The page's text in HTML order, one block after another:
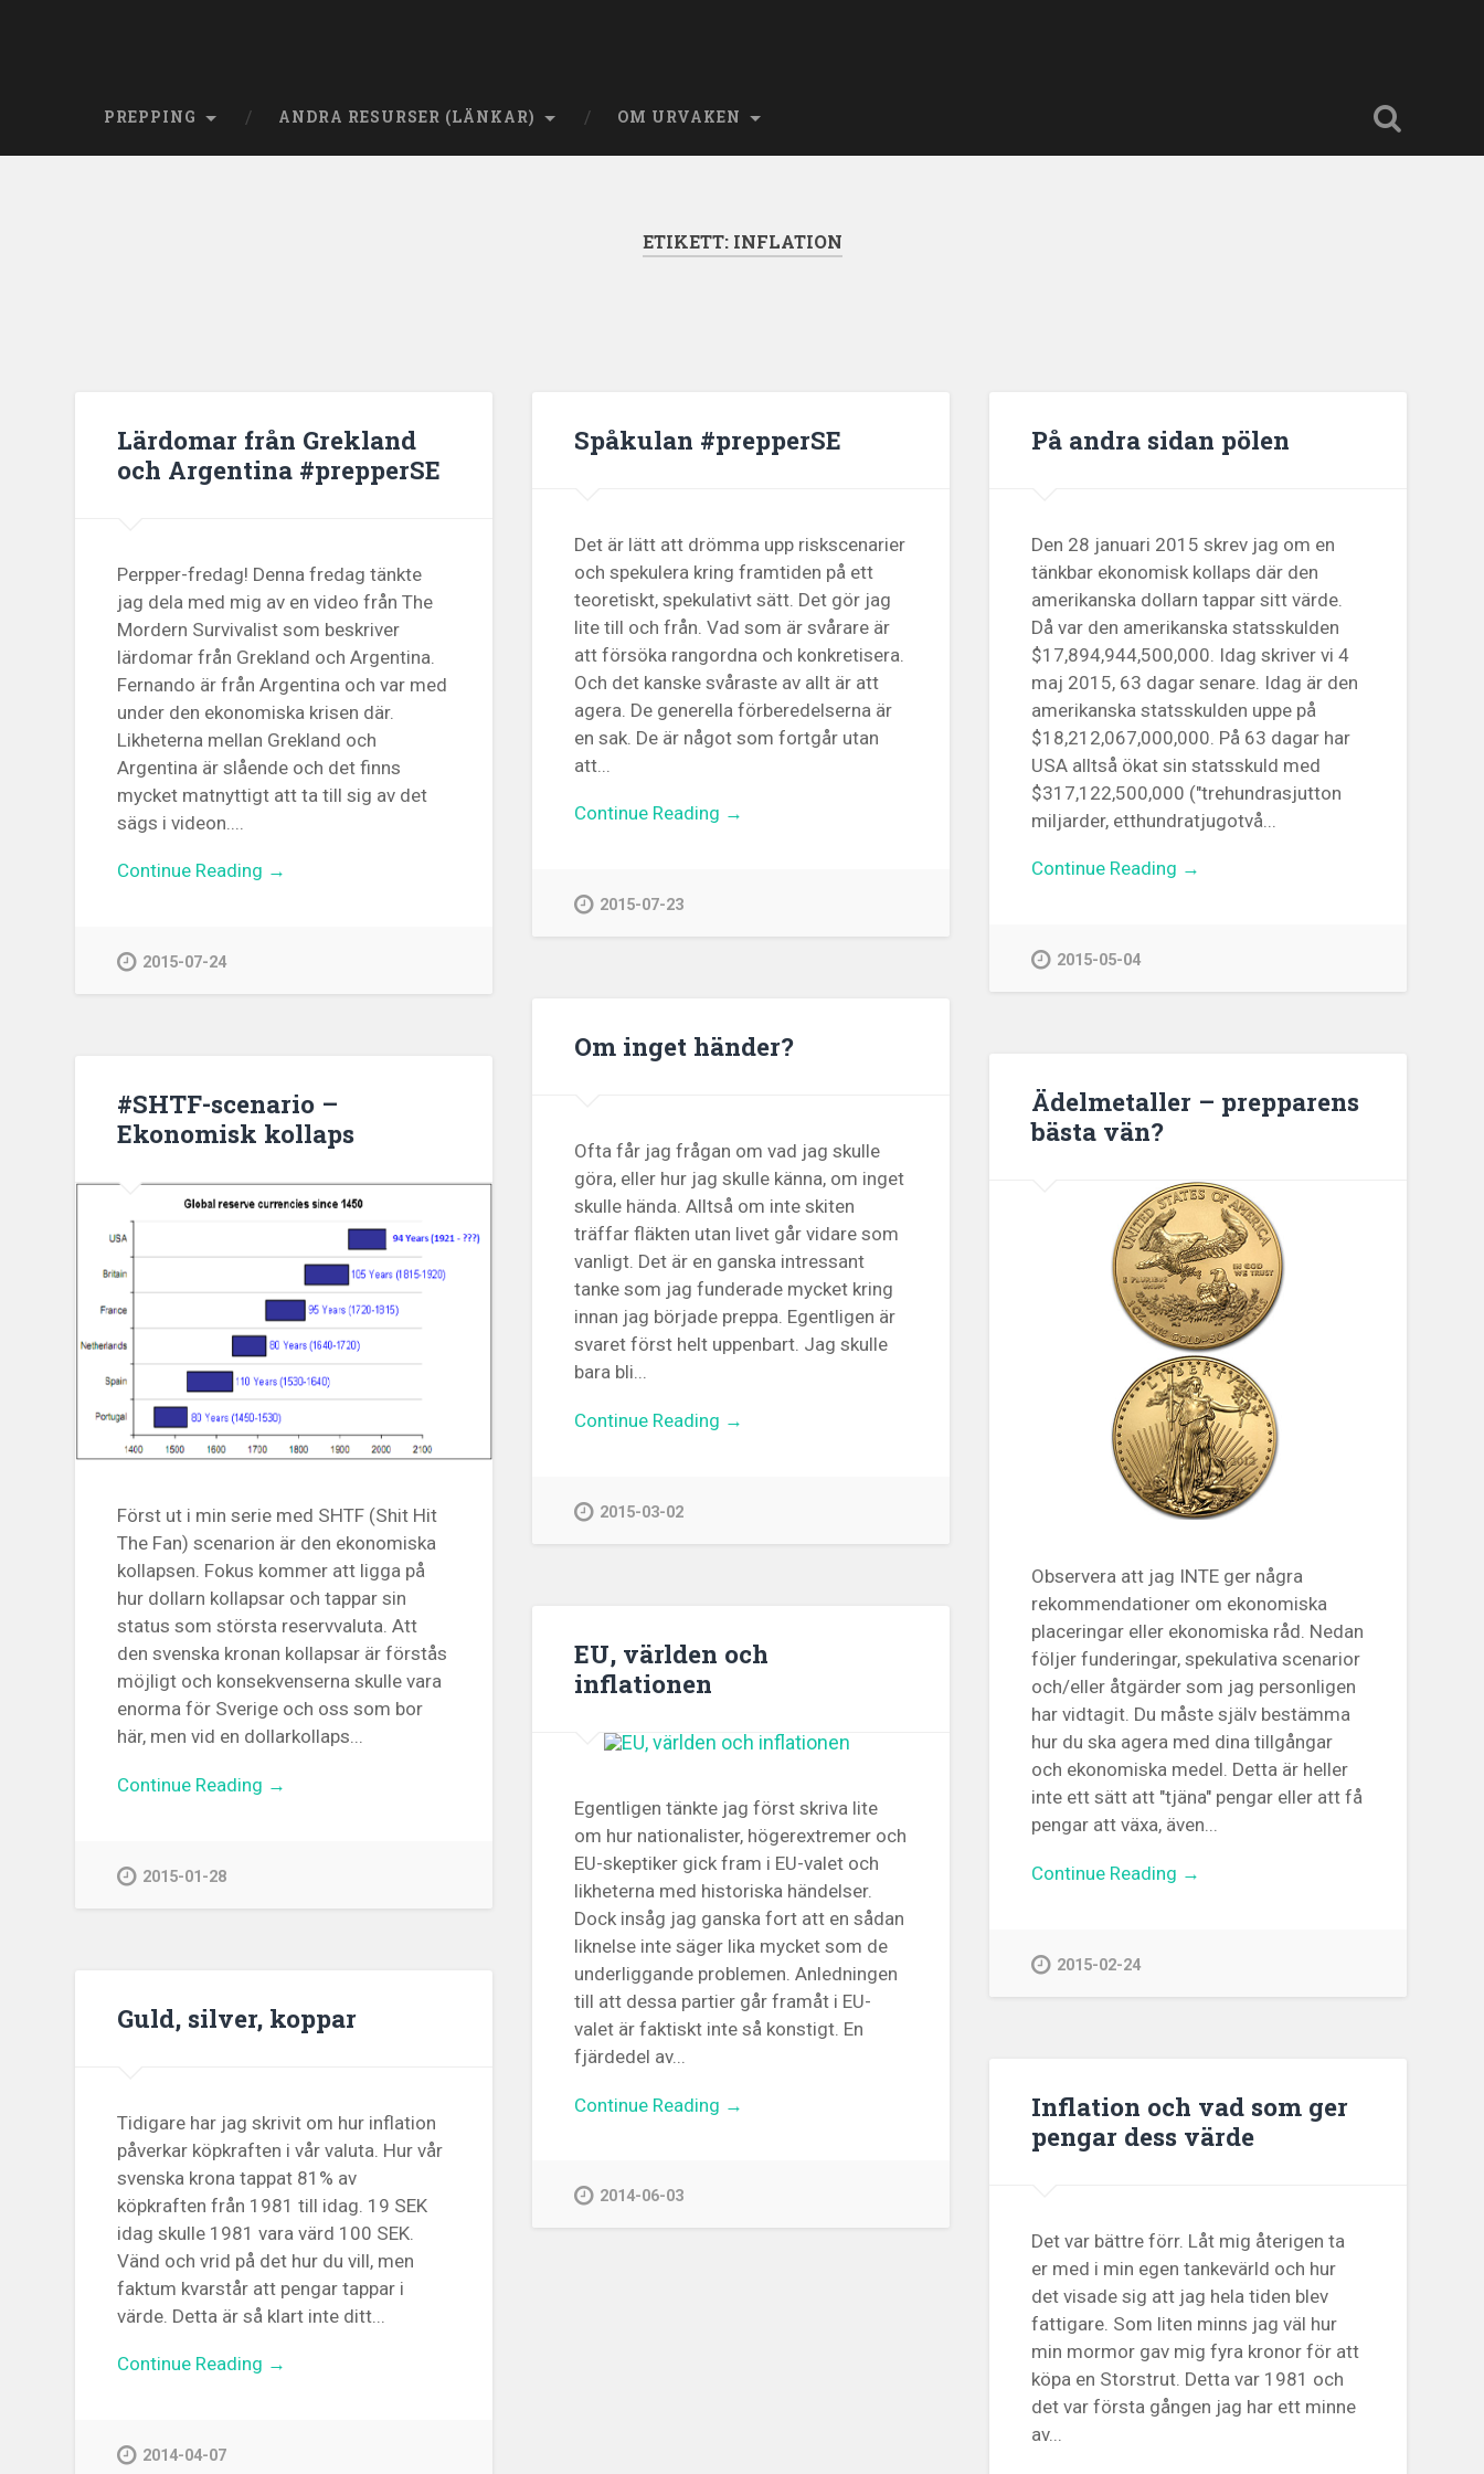
PREPPING ANDRA RESURSER (LÄNKAR) OM URVAKEN
ETIKETT: INFLATION
Lärdomar från Grekland
och Argentina #prepperSE
Perpper-fredag! Denna fredag tänkte
jag dela med mig av en video från The
Mordern Survivalist som beskriver
lärdomar från Grekland och Argentina.
Fernando är från Argentina och var med
under den ekonomiska krisen där.
Likheterna mellan Grekland och
Argentina är slående och det finns
mycket matnyttigt att ta till sig av det
sägs i videon....
Continue Reading →
2015-07-24
Spåkulan #prepperSE
Det är lätt att drömma upp riskscenarier
och spekulera kring framtiden på ett
teoretiskt, spekulativt sätt. Det gör jag
lite till och från. Vad som är svårare är
att försöka rangordna och konkretisera.
Och det kanske svåraste av allt är att
agera. De generella förberedelserna är
en sak. De är något som fortgår utan
att...
Continue Reading →
2015-07-23
På andra sidan pölen
Den 28 januari 2015 skrev jag om en
tänkbar ekonomisk kollaps där den
amerikanska dollarn tappar sitt värde.
Då var den amerikanska statsskulden
$17,894,944,500,000. Idag skriver vi 4
maj 2015, 63 dagar senare. Idag är den
amerikanska statsskulden uppe på
$18,212,067,000,000. På 63 dagar har
USA alltså ökat sin statsskuld med
$317,122,500,000 ("trehundrasjutton
miljarder, etthundratjugotvå...
Continue Reading →
2015-05-04
Om inget händer?
Ofta får jag frågan om vad jag skulle
göra, eller hur jag skulle känna, om inget
skulle hända. Alltså om inte skiten
träffar fläkten utan livet går vidare som
vanligt. Det är en ganska intressant
tanke som jag funderade mycket kring
innan jag började preppa. Egentligen är
svaret först helt uppenbart. Jag skulle
bara bli...
Continue Reading →
2015-03-02
Ädelmetaller – prepparens
bästa vän?
Observera att jag INTE ger några
rekommendationer om ekonomiska
placeringar eller ekonomiska råd. Nedan
följer funderingar, spekulativa scenarior
och/eller åtgärder som jag personligen
har vidtagit. Du måste själv bestämma
hur du ska agera med dina tillgångar
och ekonomiska medel. Detta är heller
inte ett sätt att "tjäna" pengar eller att få
pengar att växa, även...
Continue Reading →
2015-02-24
#SHTF-scenario –
Ekonomisk kollaps
Först ut i min serie med SHTF (Shit Hit
The Fan) scenarion är den ekonomiska
kollapsen. Fokus kommer att ligga på
hur dollarn kollapsar och tappar sin
status som största reservvaluta. Att
den svenska kronan kollapsar är förstås
möjligt och konsekvenserna skulle vara
enorma för Sverige och oss som bor
här, men vid en dollarkollaps...
Continue Reading →
2015-01-28
EU, världen och
inflationen
Egentligen tänkte jag först skriva lite
om hur nationalister, högerextremer och
EU-skeptiker gick fram i EU-valet och
likheterna med historiska händelser.
Dock insåg jag ganska fort att en sådan
liknelse inte säger lika mycket som de
underliggande problemen. Anledningen
till att dessa partier går framåt i EU-
valet är faktiskt inte så konstigt. En
fjärdedel av...
Continue Reading →
2014-06-03
Guld, silver, koppar
Tidigare har jag skrivit om hur inflation
påverkar köpkraften i vår valuta. Hur vår
svenska krona tappat 81% av
köpkraften från 1981 till idag. 19 SEK
idag skulle 1981 vara värd 100 SEK.
Vänd och vrid på det hur du vill, men
faktum kvarstår att pengar tappar i
värde. Detta är så klart inte ditt...
Continue Reading →
2014-04-07
Inflation och vad som ger
pengar dess värde
Det var bättre förr. Låt mig återigen ta
er med i min egen tankevärld och hur
det visade sig att jag hela tiden blev
fattigare. Som liten minns jag väl hur
min mormor gav mig fyra kronor för att
köpa en Storstrut. Detta var 1981 och
det var första gången jag har ett minne
av...